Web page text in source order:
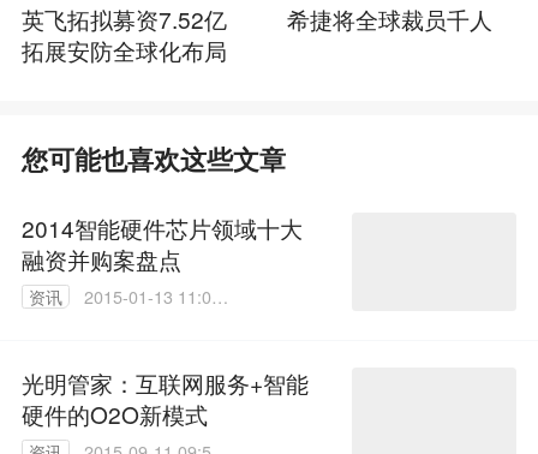
英飞拓拟募资7.52亿
拓展安防全球化布局
希捷将全球裁员千人
您可能也喜欢这些文章
2014智能硬件芯片领域十大
融资并购案盘点
资讯
2015-01-13 11:04:
光明管家：互联网服务+智能
硬件的O2O新模式